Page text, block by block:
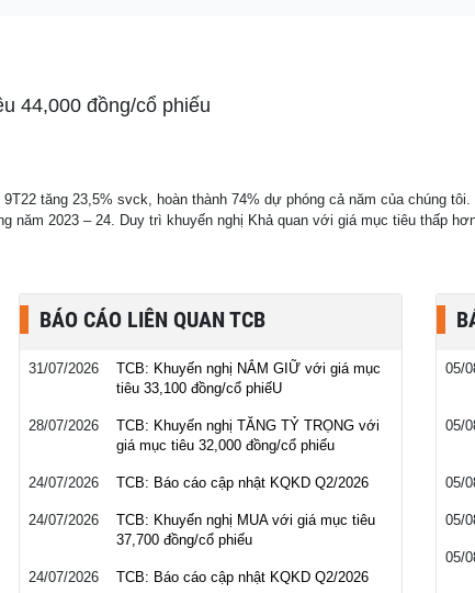
44,000 đồng/cổ phiếu
tăng 23,5% svck, hoàn thành 74% dự phóng cả năm của chúng
năm 2023 – 24. Duy trì khuyến nghị Khả quan với giá mục tiêu thấp
BÁO CÁO LIÊN QUAN TCB
31/07/2026
TCB: Khuyến nghị NẮM GIỮ với giá mục
tiêu 33,100 đồng/cổ phiếU
28/07/2026
TCB: Khuyến nghị TĂNG TỶ TRỌNG với
giá mục tiêu 32,000 đồng/cổ phiếu
24/07/2026 TCB: Báo cáo cập nhật KQKD Q2/2026
24/07/2026
TCB: Khuyến nghị MUA với giá mục tiêu
37,700 đồng/cổ phiếu
24/07/2026 TCB: Báo cáo cập nhật KQKD Q2/2026
05/
05/
05/
05/
05/